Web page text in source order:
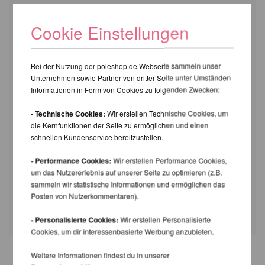
Extra Grip an der Stange.
Pflegend und feuchtigkeitsspendend.
Beugt Schuppenbildung und Abblättern
durch Trockenheit vor.
Eine kleine Menge auf die Haut auftragen.
Einreiben, bis es vollständig eingezogen
1–2 Minuten vor dem Training warten.
Bei Bedarf erneut auftragen.
Cookie Einstellungen
Bei der Nutzung der poleshop.de Webseite sammeln unser
Unternehmen sowie Partner von dritter Seite unter Umständen
Informationen in Form von Cookies zu folgenden Zwecken:
- Technische Cookies: Wir erstellen Technische Cookies, um
die Kernfunktionen der Seite zu ermöglichen und einen
schnellen Kundenservice bereitzustellen.
- Performance Cookies:Wir erstellen Performance Cookies,
um das Nutzererlebnis auf unserer Seite zu optimieren (z.B.
sammeln wir statistische Informationen und ermöglichen das
Posten von Nutzerkommentaren).
- Personalisierte Cookies:Wir erstellen Personalisierte
Cookies, um dir interessenbasierte Werbung anzubieten.
Weitere Informationen findest du in unserer